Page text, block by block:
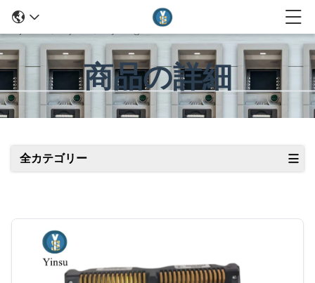
商品の詳細
全カテゴリー